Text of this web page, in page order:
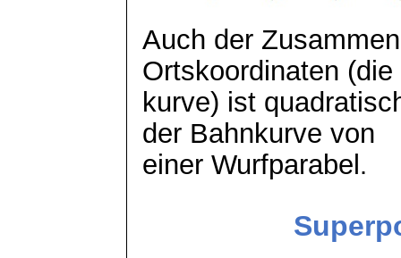
Auch der
Ortskoordinaten (die
kurve) ist
der Bahnkurve von
einer Wurfparabel .